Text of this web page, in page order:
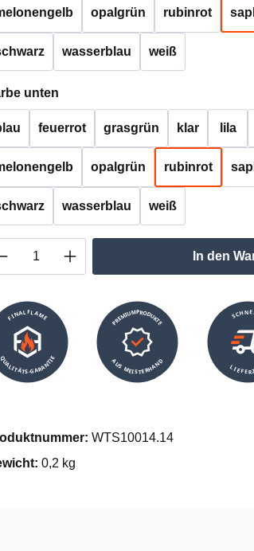
opalgrün rubinrot
wasserblau weiß
unten
feuerrot grasgrün klar lila
opalgrün rubinrot
wasserblau weiß
Anzahl: Gib denIn den
FINALFLAME
GARANTIE
PREMIUMPRODUKTE
AUS MEISTERHAND
WTS10014.14
0,2 kg